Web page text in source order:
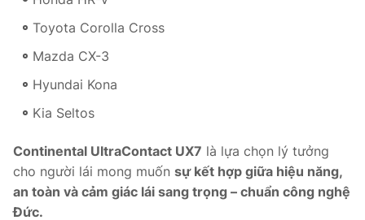
Toyota Corolla Cross
Mazda CX-3
Hyundai Kona
Kia Seltos
Continental UltraContact UX7 là lựa chọn lý tưởng
cho người lái mong muốn sự kết hợp giữa hiệu năng,
an toàn và cảm giác lái sang trọng – chuẩn công nghệ
Đức.